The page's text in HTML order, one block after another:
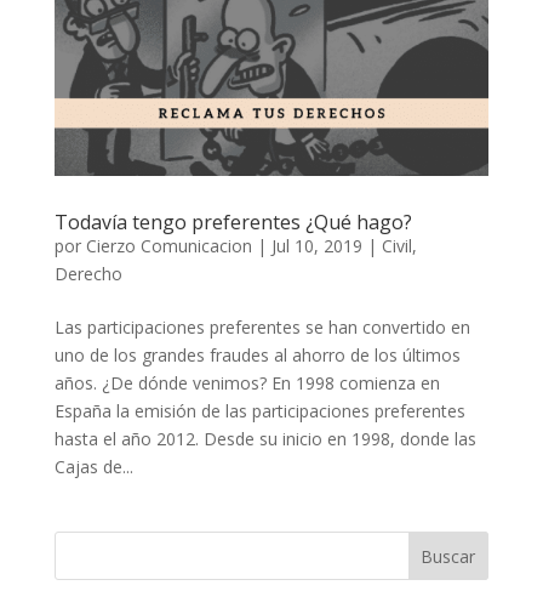
Todavía tengo preferentes ¿Qué hago?
por Cierzo Comunicacion | Jul 10, 2019 | Civil,
Derecho
Las participaciones preferentes se han convertido en
uno de los grandes fraudes al ahorro de los últimos
años. ¿De dónde venimos? En 1998 comienza en
España la emisión de las participaciones preferentes
hasta el año 2012. Desde su inicio en 1998, donde las
Cajas de...
Buscar